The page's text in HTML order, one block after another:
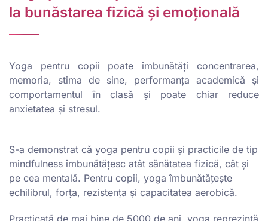
la bunăstarea fizică și emoțională
Yoga pentru copii poate îmbunătăți concentrarea,
memoria, stima de sine, performanța academică și
comportamentul în clasă și poate chiar reduce
anxietatea și stresul.
S-a demonstrat că yoga pentru copii și practicile de tip
mindfulness îmbunătățesc atât sănătatea fizică, cât și
pe cea mentală. Pentru copii, yoga îmbunătățește
echilibrul, forța, rezistența și capacitatea aerobică.
Practicată de mai bine de 5000 de ani, yoga reprezintă